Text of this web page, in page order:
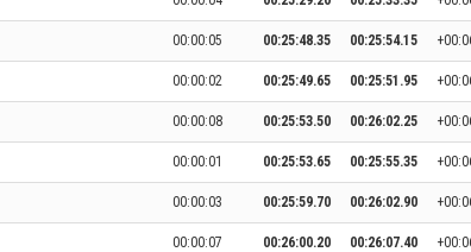
00:00:05 00:25:48.35 00:25:54.15
00:00:02 00:25:49.65 00:25:51.95
00:00:08 00:25:53.50 00:26:02.25
00:00:01 00:25:53.65 00:25:55.35
00:00:03 00:25:59.70 00:26:02.90
00:00:07 00:26:00.20 00:26:07.40